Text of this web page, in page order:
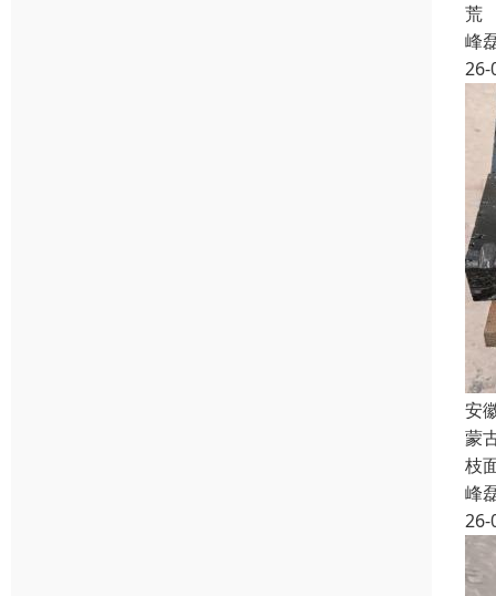
荒
峰
26-
安
蒙
枝
峰
26-